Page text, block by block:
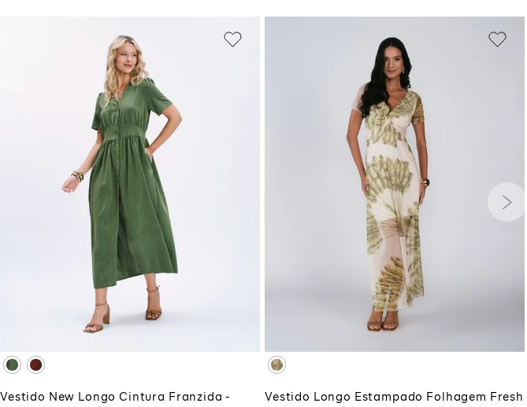
G
M
ADICIONAR À SACOLA
Vestido New Longo Cintura Franzida -
M
ADICIONAR À SACOLA
Vestido Longo Estampado Folhagem Fresh